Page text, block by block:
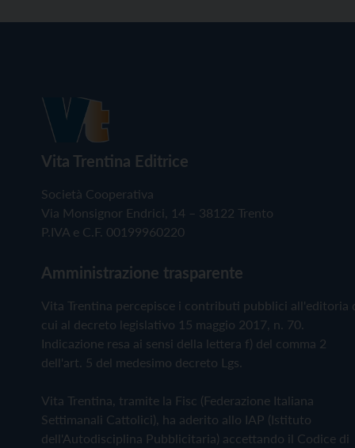
Vita Trentina Editrice
Società Cooperativa
Via Monsignor Endrici, 14 – 38122 Trento
P.IVA e C.F. 00199960220
Amministrazione trasparente
Vita Trentina percepisce i contributi pubblici all'editoria
cui al decreto legislativo 15 maggio 2017, n. 70.
Indicazione resa ai sensi della lettera f) del comma 2
dell'art. 5 del medesimo decreto Lgs.
Vita Trentina, tramite la Fisc (Federazione Italiana
Settimanali Cattolici), ha aderito allo IAP (Istituto
dell'Autodisciplina Pubblicitaria) accettando il Codice di